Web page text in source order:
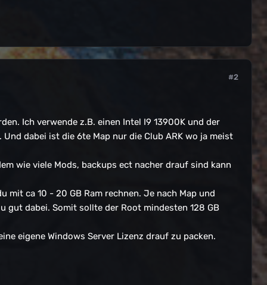
#2
Ich verwende z.B. einen Intel I9 13900K und der
dabei ist die 6te Map nur die Club ARK wo ja meist
wie viele Mods, backups ect nacher drauf sind kann
mit ca 10 - 20 GB Ram rechnen. Je nach Map und
gut dabei. Somit sollte der Root mindesten 128 GB
eigene Windows Server Lizenz drauf zu packen.